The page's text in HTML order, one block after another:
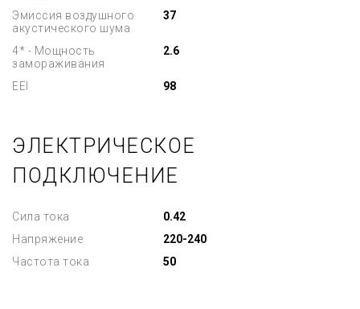
Эмиссия воздушного
акустического шума
37
4* - Мощность
замораживания
2.6
EEI 98
ЭЛЕКТРИЧЕСКОЕ
ПОДКЛЮЧЕНИЕ
Сила тока
0.42
Напряжение
220-240
Частота тока
50